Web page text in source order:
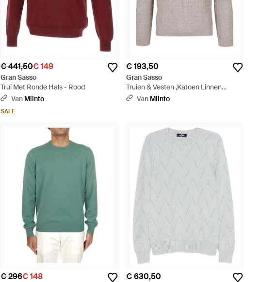
€ 441,50€ 149
Gran Sasso
Trui Met Ronde Hals - Rood
Van Miinto
SALE
€ 193,50
Gran Sasso
Truien & Vesten ,Katoen Linnen
Katoenen Trui Ribgebreide Ronde
Van Miinto
€ 296€ 148 € 630,50